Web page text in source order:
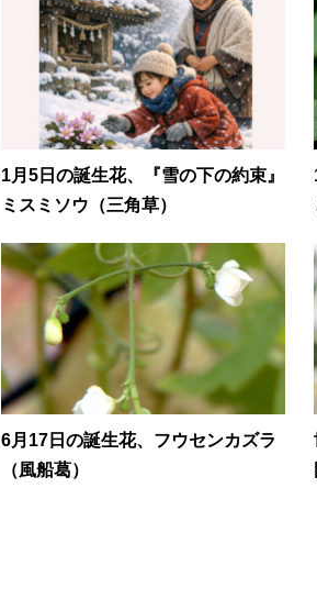
1月5日の誕生花、『雪の下の約束』
ミスミソウ（三角草）
6月17日の誕生花、フウセンカズラ
（風船葛）